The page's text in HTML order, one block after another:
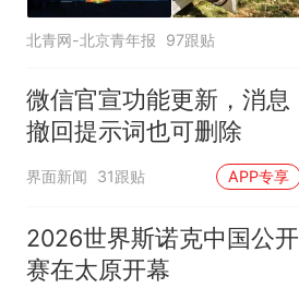
北青网-北京青年报 97跟贴
微信官宣功能更新，消息
撤回提示词也可删除
界面新闻 31跟贴 APP专享
2026世界斯诺克中国公开
赛在太原开幕